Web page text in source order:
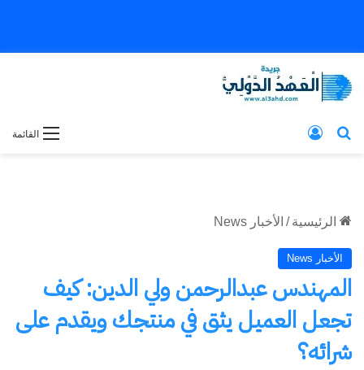
القائمة بحث عن
الرئيسية / الأخبار News
الأخبار News
المهندس عبدالرحمن ولي الدين: كيف
تجعل العميل يثق في منتجك ويقدم على
شرائه؟